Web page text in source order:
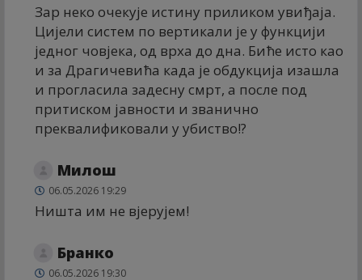
Зар неко очекује истину приликом увиђаја.
Цијели систем по вертикали је у функцији
једног човјека, од врха до дна. Биће исто као
и за Драгичевића када је обдукција изашла
и прогласила задесну смрт, а после под
притиском јавности и званично
преквалификовали у убиство!?
Милош
06.05.2026 19:29
Ништа им не вјерујем!
Бранко
06.05.2026 19:30